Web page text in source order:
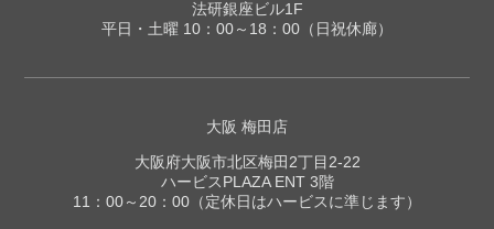
法研銀座ビル1F
平日・土曜 10：00～18：00（日祝休廊）
大阪 梅田店
大阪府大阪市北区梅田2丁目2-22
ハービスPLAZA ENT 3階
11：00～20：00（定休日はハービスに準じます）